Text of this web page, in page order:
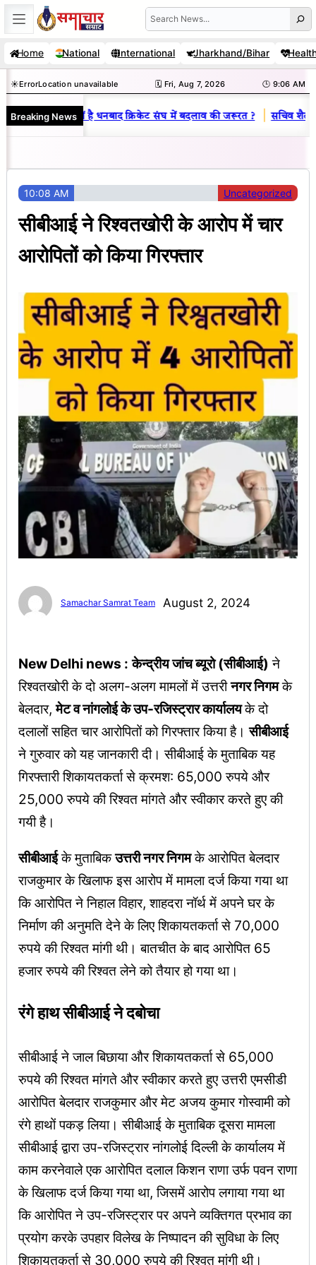
Skip
to
content
Search
Home National International Jharkhand/Bihar
☀️ErrorLocation unavailable 🗓️ Fri, Aug 7, 2026 🕒 9:06 AM
Breaking News
राज : जानें क्यों है धनबाद क्रिकेट संघ में बदलाव की जरूरत ? | सचिव शैलेंद्र
10:08 AM Uncategorized
सीबीआई ने रिश्वतखोरी के आरोप में चार
आरोपितों को किया गिरफ्तार
Samachar Samrat Team August 2, 2024
New Delhi news : केन्द्रीय जांच ब्यूरो (सीबीआई) ने
रिश्वतखोरी के दो अलग-अलग मामलों में उत्तरीनगर निगमके
बेलदार,मेट व नांगलोई के उप-रजिस्ट्रार कार्यालयके दो
दलालों सहित चार आरोपितों को गिरफ्तार किया है।सीबीआई
ने गुरुवार को यह जानकारी दी। सीबीआई के मुताबिक यह
गिरफ्तारी शिकायतकर्ता से क्रमश: 65,000 रुपये और
25,000 रुपये की रिश्वत मांगते और स्वीकार करते हुए की
गयी है।
सीबीआईके मुताबिकउत्तरी नगर निगमके आरोपित बेलदार
राजकुमार के खिलाफ इस आरोप में मामला दर्ज किया गया था
कि आरोपित ने निहाल विहार, शाहदरा नॉर्थ में अपने घर के
निर्माण की अनुमति देने के लिए शिकायतकर्ता से 70,000
रुपये की रिश्वत मांगी थी। बातचीत के बाद आरोपित 65
हजार रुपये की रिश्वत लेने को तैयार हो गया था।
रंगे हाथ सीबीआई ने दबोचा
सीबीआई ने जाल बिछाया और शिकायतकर्ता से 65,000
रुपये की रिश्वत मांगते और स्वीकार करते हुए उत्तरी एमसीडी
आरोपित बेलदार राजकुमार और मेट अजय कुमार गोस्वामी को
रंगे हाथों पकड़ लिया। सीबीआई के मुताबिक दूसरा मामला
सीबीआई द्वारा उप-रजिस्ट्रार नांगलोई दिल्ली के कार्यालय में
काम करनेवाले एक आरोपित दलाल किशन राणा उर्फ पवन राणा
के खिलाफ दर्ज किया गया था, जिसमें आरोप लगाया गया था
कि आरोपित ने उप-रजिस्ट्रार पर अपने व्यक्तिगत प्रभाव का
प्रयोग करके उपहार विलेख के निष्पादन की सुविधा के लिए
शिकायतकर्ता से 30,000 रुपये की रिश्वत मांगी थी।